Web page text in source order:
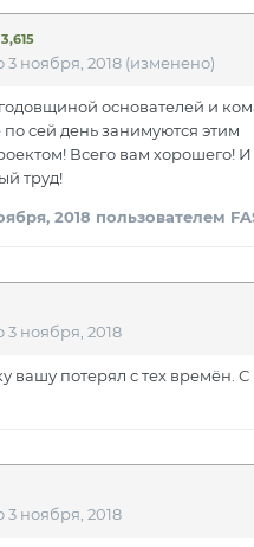
3,615
3 ноября, 2018 (изменено)
основателей и
по сей день занимуются этим
Всего вам хорошего!
труд!
2018 пользователем
3 ноября, 2018
вашу потерял с тех времён. С
3 ноября, 2018